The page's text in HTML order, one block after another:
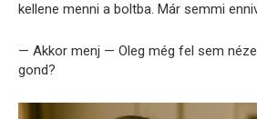
kellene menni a boltba. Már semmi
— Akkor menj — Oleg még fel sem
gond?